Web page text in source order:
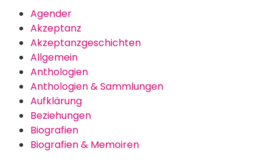
Agender
Akzeptanz
Akzeptanzgeschichten
Allgemein
Anthologien
Anthologien & Sammlungen
Aufklärung
Beziehungen
Biografien
Biografien & Memoiren